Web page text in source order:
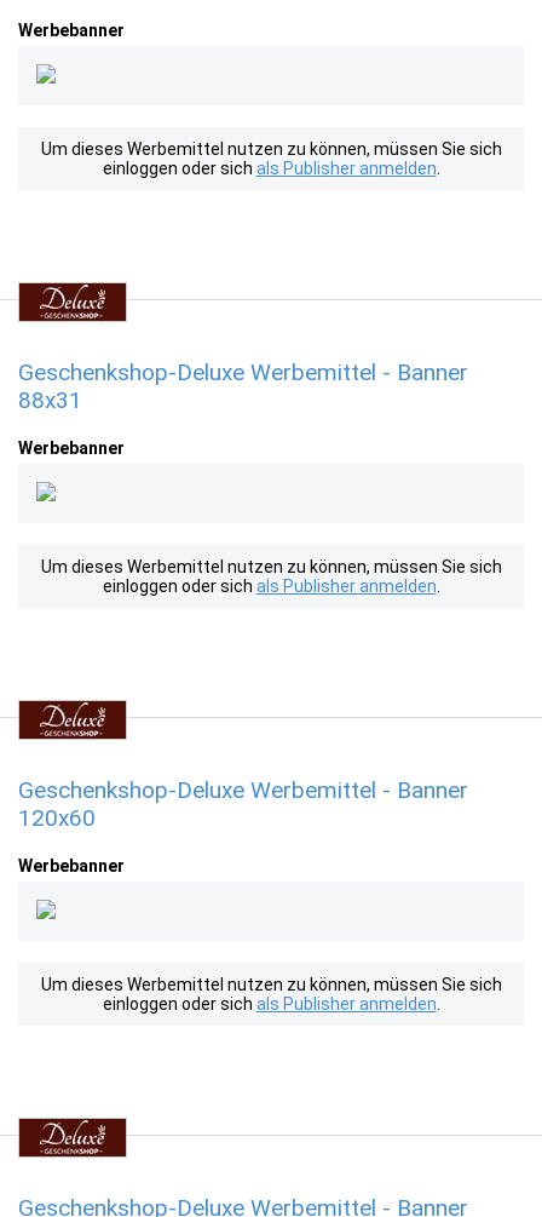
Werbebanner
Um dieses Werbemittel nutzen zu können, müssen Sie sich
einloggen oder sich als Publisher anmelden
Geschenkshop-Deluxe Werbemittel - Banner
88x31
Werbebanner
Um dieses Werbemittel nutzen zu können, müssen Sie sich
einloggen oder sich als Publisher anmelden
Geschenkshop-Deluxe Werbemittel - Banner
120x60
Werbebanner
Um dieses Werbemittel nutzen zu können, müssen Sie sich
einloggen oder sich als Publisher anmelden
Geschenkshop-Deluxe Werbemittel - Banner